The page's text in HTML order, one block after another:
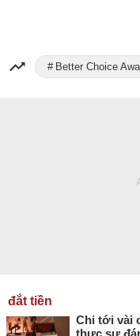
Better Choice
đắt tiền
Chi tới vài
thực sự